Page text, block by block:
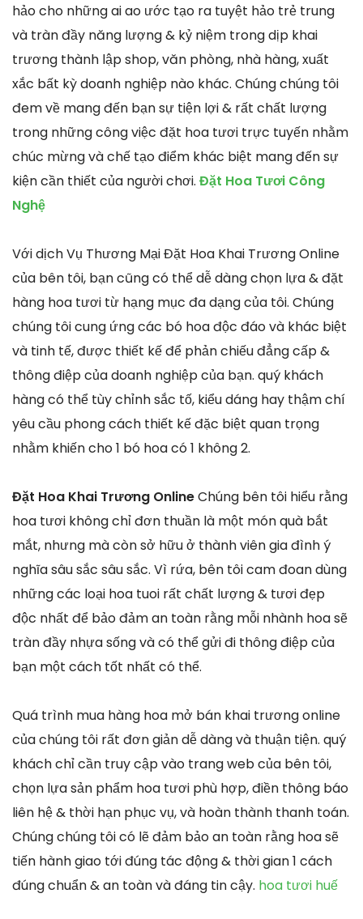
hảo cho những ai ao ước tạo ra tuyệt hảo trẻ trung
và tràn đầy năng lượng & kỷ niệm trong dịp khai
trương thành lập shop, văn phòng, nhà hàng, xuất
xắc bất kỳ doanh nghiệp nào khác. Chúng chúng tôi
đem về mang đến bạn sự tiện lợi & rất chất lượng
trong những công việc đặt hoa tươi trực tuyến nhằm
chúc mừng và chế tạo điểm khác biệt mang đến sự
kiện cần thiết của người chơi. Đặt Hoa Tươi Công
Nghệ
Với dịch Vụ Thương Mại Đặt Hoa Khai Trương Online
của bên tôi, bạn cũng có thể dễ dàng chọn lựa & đặt
hàng hoa tươi từ hạng mục đa dạng của tôi. Chúng
chúng tôi cung ứng các bó hoa độc đáo và khác biệt
và tinh tế, được thiết kế để phản chiếu đẳng cấp &
thông điệp của doanh nghiệp của bạn. quý khách
hàng có thể tùy chỉnh sắc tố, kiểu dáng hay thậm chí
yêu cầu phong cách thiết kế đặc biệt quan trọng
nhằm khiến cho 1 bó hoa có 1 không 2.
Đặt Hoa Khai Trương OnlineChúng bên tôi hiểu rằng
hoa tươi không chỉ đơn thuần là một món quà bắt
mắt, nhưng mà còn sở hữu ở thành viên gia đình ý
nghĩa sâu sắc sâu sắc. Vì rứa, bên tôi cam đoan dùng
những các loại hoa tuoi rất chất lượng & tươi đẹp
độc nhất để bảo đảm an toàn rằng mỗi nhành hoa sẽ
tràn đầy nhựa sống và có thể gửi đi thông điệp của
bạn một cách tốt nhất có thể.
Quá trình mua hàng hoa mở bán khai trương online
của chúng tôi rất đơn giản dễ dàng và thuận tiện. quý
khách chỉ cần truy cập vào trang web của bên tôi,
chọn lựa sản phẩm hoa tươi phù hợp, điền thông báo
liên hệ & thời hạn phục vụ, và hoàn thành thanh toán.
Chúng chúng tôi có lẽ đảm bảo an toàn rằng hoa sẽ
tiến hành giao tới đúng tác động & thời gian 1 cách
đúng chuẩn & an toàn và đáng tin cậy. hoa tươi huế